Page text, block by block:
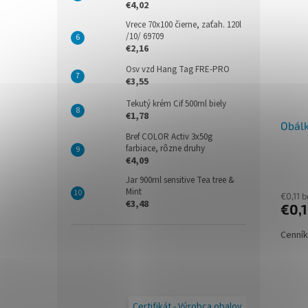
€4,02
Vrece 70x100 čierne, zaťah. 120l
/10/ 69709
€2,16
Osv vzd Hang Tag FRE-PRO
€3,55
Tekutý krém Cif 500ml biely
€1,78
Bref COLOR Activ 3x50g
farbiace, rôzne druhy
€4,09
Jar 900ml sensitive Tea tree &
Mint
€3,48
€0,11